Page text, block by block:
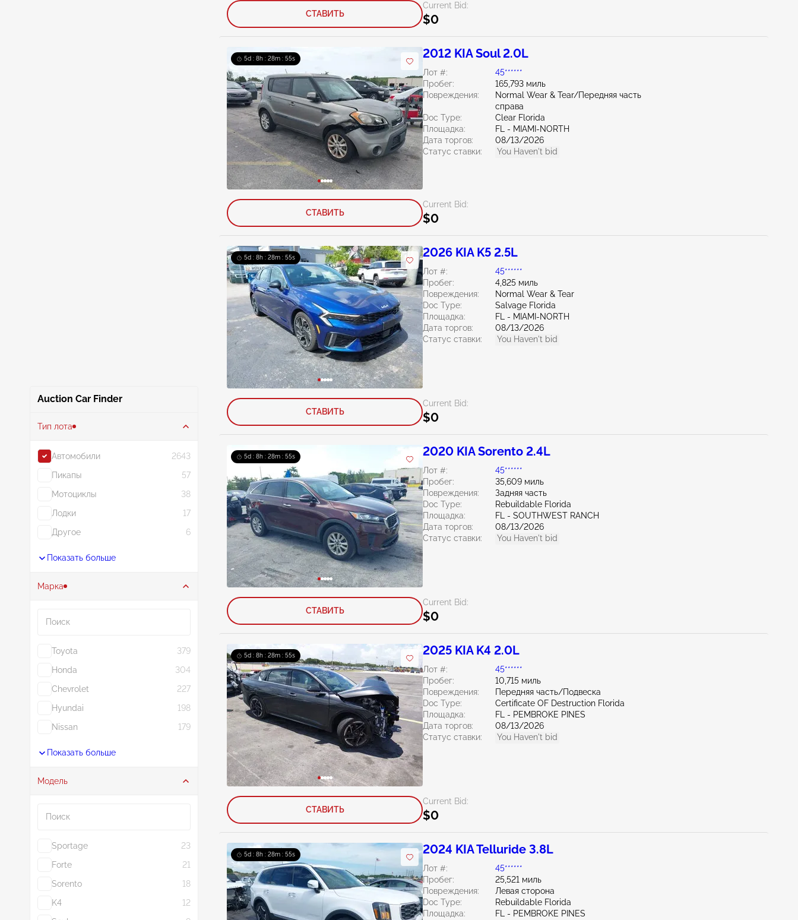
Auction Car Finder
Тип лота
Автомобили
2643
Пикапы
57
Мотоциклы
38
Лодки
17
Другое
6
Показать больше
Марка
Toyota
379
Honda
304
Chevrolet
227
Hyundai
198
Nissan
179
Показать больше
Модель
Sportage
23
Forte
21
Sorento
18
K4
12
Current Bid:
$0
СТАВИТЬ
5d : 8h : 28m : 54s 2012 KIA Soul 2.0L
Лот #:
45******
Пробег:
165,793 миль
Повреждения:
Normal Wear & Tear/Передняя часть
справа
Doc Type:
Clear Florida
Площадка:
FL - MIAMI-NORTH
Дата торгов:
08/13/2026
Статус ставки:
You Haven't bid
Current Bid:
$0
СТАВИТЬ
5d : 8h : 28m : 54s 2026 KIA K5 2.5L
Лот #:
45******
Пробег:
4,825 миль
Повреждения:
Normal Wear & Tear
Doc Type:
Salvage Florida
Площадка:
FL - MIAMI-NORTH
Дата торгов:
08/13/2026
Статус ставки:
You Haven't bid
Current Bid:
$0
СТАВИТЬ
5d : 8h : 28m : 54s 2020 KIA Sorento 2.4L
Лот #:
45******
Пробег:
35,609 миль
Повреждения:
Задняя часть
Doc Type:
Rebuildable Florida
Площадка:
FL - SOUTHWEST RANCH
Дата торгов:
08/13/2026
Статус ставки:
You Haven't bid
Current Bid:
$0
СТАВИТЬ
5d : 8h : 28m : 54s 2025 KIA K4 2.0L
Лот #:
45******
Пробег:
10,715 миль
Повреждения:
Передняя часть/Подвеска
Doc Type:
Certificate OF Destruction Florida
Площадка:
FL - PEMBROKE PINES
Дата торгов:
08/13/2026
Статус ставки:
You Haven't bid
Current Bid:
$0
СТАВИТЬ
5d : 8h : 28m : 54s 2024 KIA Telluride 3.8L
Лот #:
45******
Пробег:
25,521 миль
Повреждения:
Левая сторона
Doc Type:
Rebuildable Florida
Площадка:
FL - PEMBROKE PINES